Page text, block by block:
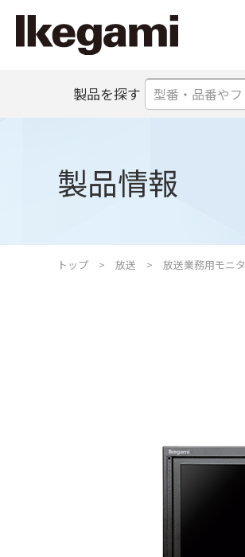
製品を探す
製品情報
トップ 放送 放送業務用モニタ